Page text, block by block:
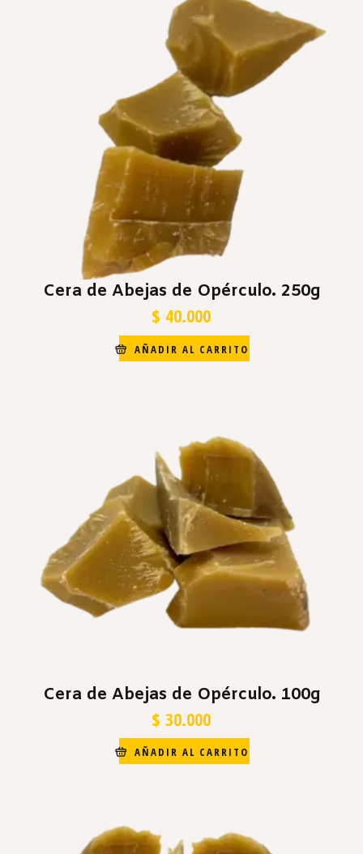
Cera de Abejas de Opérculo. 250g
$ 40.000
AÑADIR AL CARRITO
Cera de Abejas de Opérculo. 100g
$ 30.000
AÑADIR AL CARRITO